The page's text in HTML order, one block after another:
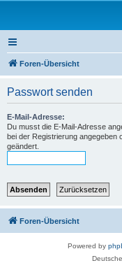
Foren-Übersicht
Passwort senden
E-Mail-Adresse:
Du musst die E-Mail-Adresse
bei der Registrierung angegeben
geändert.
Foren-Übersicht
Powered by